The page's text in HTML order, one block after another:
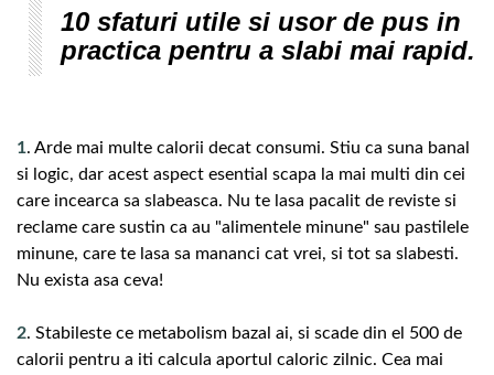
10 sfaturi utile si usor de pus in
practica pentru a slabi mai rapid.
1. Arde mai multe calorii decat consumi. Stiu ca suna banal
si logic, dar acest aspect esential scapa la mai multi din cei
care incearca sa slabeasca. Nu te lasa pacalit de reviste si
reclame care sustin ca au "alimentele minune" sau pastilele
minune, care te lasa sa mananci cat vrei, si tot sa slabesti.
Nu exista asa ceva!
2. Stabileste ce metabolism bazal ai, si scade din el 500 de
calorii pentru a iti calcula aportul caloric zilnic. Cea mai